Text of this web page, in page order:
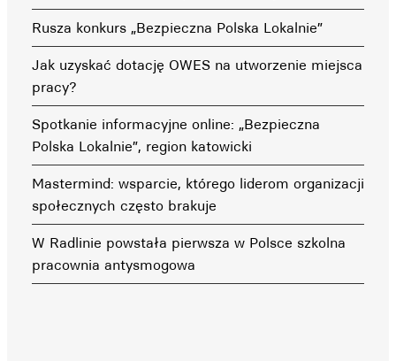
Rusza konkurs „Bezpieczna Polska Lokalnie”
Jak uzyskać dotację OWES na utworzenie miejsca
pracy?
Spotkanie informacyjne online: „Bezpieczna
Polska Lokalnie”, region katowicki
Mastermind: wsparcie, którego liderom organizacji
społecznych często brakuje
W Radlinie powstała pierwsza w Polsce szkolna
pracownia antysmogowa